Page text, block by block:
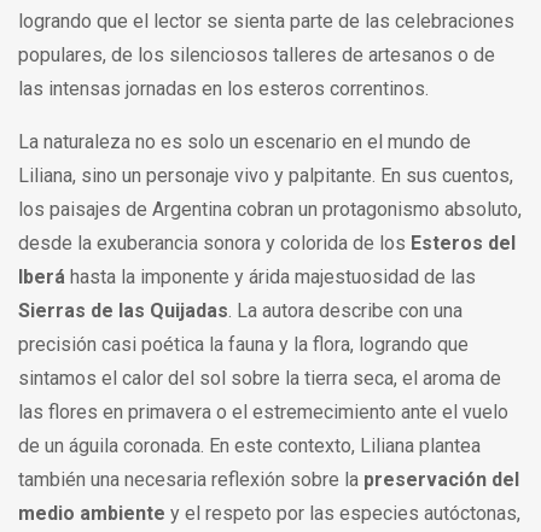
logrando que el lector se sienta parte de las celebraciones
populares, de los silenciosos talleres de artesanos o de
las intensas jornadas en los esteros correntinos.
La naturaleza no es solo un escenario en el mundo de
Liliana, sino un personaje vivo y palpitante. En sus cuentos,
los paisajes de Argentina cobran un protagonismo absoluto,
desde la exuberancia sonora y colorida de los Esteros del
Iberá hasta la imponente y árida majestuosidad de las
Sierras de las Quijadas. La autora describe con una
precisión casi poética la fauna y la flora, logrando que
sintamos el calor del sol sobre la tierra seca, el aroma de
las flores en primavera o el estremecimiento ante el vuelo
de un águila coronada. En este contexto, Liliana plantea
también una necesaria reflexión sobre la preservación del
medio ambiente y el respeto por las especies autóctonas,